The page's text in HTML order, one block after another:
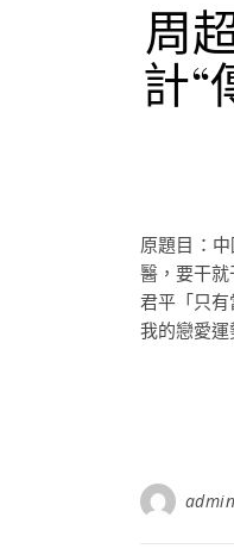
周
計“
原題目：
醫，要干就
君平「只
我的戀愛運
admin